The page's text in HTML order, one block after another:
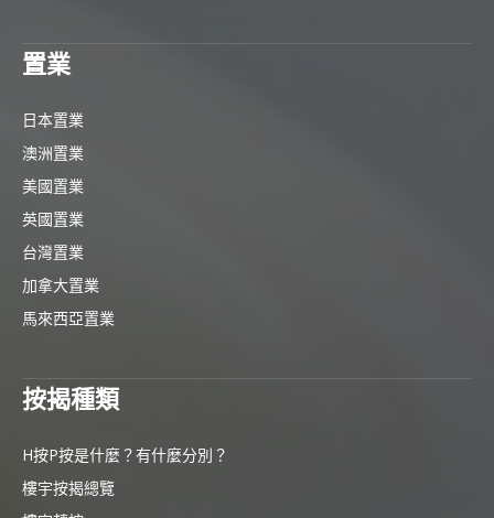
置業
日本置業
澳洲置業
美國置業
英國置業
台灣置業
加拿大置業
馬來西亞置業
按揭種類
H按P按是什麼？有什麼分別？
樓宇按揭總覽